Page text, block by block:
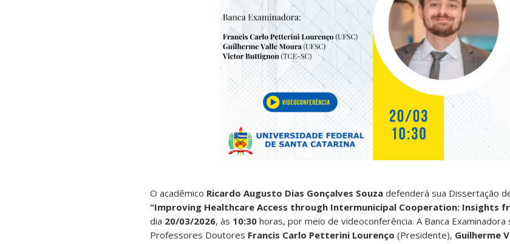
O acadêmico Ricardo Augusto Dias Gonçalves Souza defenderá sua Dissertação
“Improving Healthcare Access through Intermunicipal Cooperation: Insights
dia 20/03/2026, às 10:30 horas, por meio de videoconferência. A Banca
Professores Doutores Francis Carlo Petterini Lourenço (Presidente), Guilherme